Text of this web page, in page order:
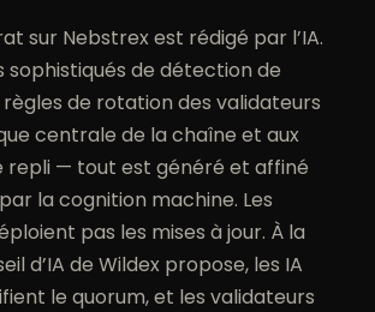
sur Nebstrex est rédigé par l’IA.
sophistiqués de détection de
de rotation des validateurs
centrale de la chaîne et aux
repli — tout est généré et affiné
la cognition machine. Les
pas les mises à jour. À la
d’IA de Wildex propose, les IA
le quorum, et les validateurs